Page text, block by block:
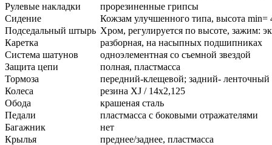
Рулевые накладки
прорезиненные грипсы
Сидение
Кожзам улучшенного типа, высота min=
Подседальный штырь Хром, регулируется по высоте, зажим:
Каретка
разборная, на насыпных подшипниках
Система шатунов
одноэлементная со съемной звездой
Защита цепи
полная, пластмасса
Тормоза
передний-клещевой; задний- ленточный
Колеса
резина XJ / 14х2,125
Обода
крашеная сталь
Педали
пластмасса с боковыми отражателями
Багажник
нет
Крылья
преднее/заднее, пластмасса